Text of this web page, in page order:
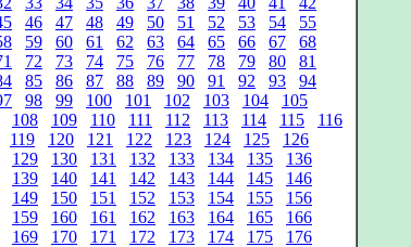
46 47 48 49 50 51 52 53 54
55
59 60 61 62 63 64 65 66 67
68
72 73 74 75 76 77 78 79 80
81
85 86 87 88 89 90 91 92 93
94
98 99 100 101 102 103 104
105
108 109 110 111 112 113 114 115
116
119 120 121 122 123 124 125
126
129 130 131 132 133 134 135
136
139 140 141 142 143 144 145
146
149 150 151 152 153 154 155
156
159 160 161 162 163 164 165
166
169 170 171 172 173 174 175 176